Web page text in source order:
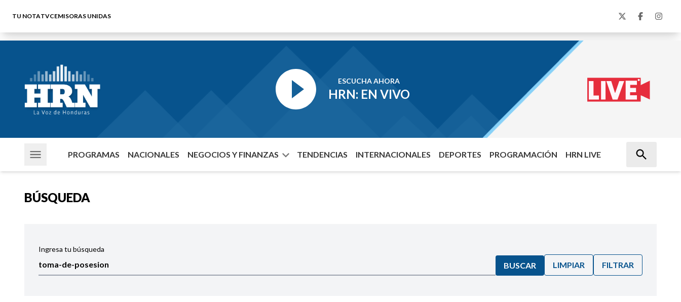
TU NOTATVCEMISORAS UNIDAS
ESCUCHA AHORA
HRN: EN VIVO
PROGRAMAS NACIONALES NEGOCIOS Y FINANZAS TENDENCIAS INTERNACIONALES DEPORTES PROGRAMACIÓN HRN LIVE
BÚSQUEDA
Ingresa tu búsqueda
BUSCAR LIMPIAR FILTRAR